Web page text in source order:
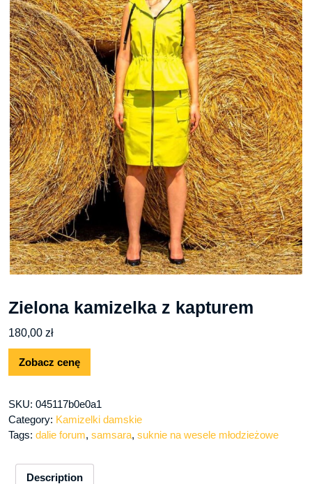
Zielona kamizelka z kapturem
180,00 zł
Zobacz cenę
SKU: 045117b0e0a1
Category: Kamizelki damskie
Tags: dalie forum, samsara, suknie na wesele młodzieżowe
Description